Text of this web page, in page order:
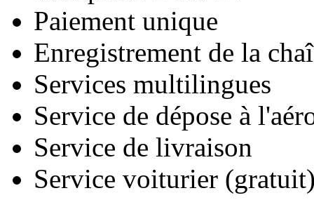
Paiement unique
Enregistrement de la
Services multilingues
Service de dépose à
Service de livraison
Service voiturier